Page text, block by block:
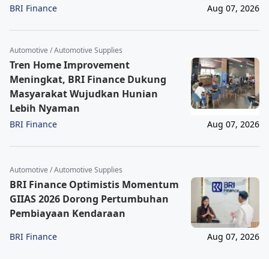
BRI Finance Aug 07, 2026
Automotive / Automotive Supplies
Tren Home Improvement
Meningkat, BRI Finance Dukung
Masyarakat Wujudkan Hunian
Lebih Nyaman
BRI Finance Aug 07, 2026
Automotive / Automotive Supplies
BRI Finance Optimistis Momentum
GIIAS 2026 Dorong Pertumbuhan
Pembiayaan Kendaraan
BRI Finance Aug 07, 2026